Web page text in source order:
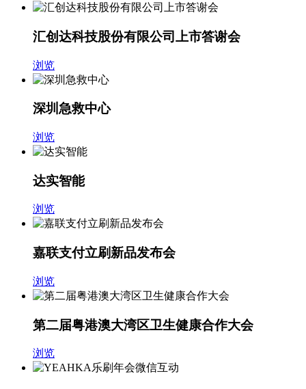
汇创达科技股份有限公司上市答谢会
浏览
深圳急救中心
浏览
达实智能
浏览
嘉联支付立刷新品发布会
浏览
第二届粤港澳大湾区卫生健康合作大会
浏览